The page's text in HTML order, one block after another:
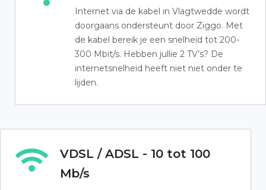
Internet via de kabel in Vlagtwedde wordt
doorgaans ondersteunt door Ziggo. Met
de kabel bereik je een snelheid tot 200-
300 Mbit/s. Hebben jullie 2 TV’s? De
internetsnelheid heeft niet niet onder te
lijden.
VDSL / ADSL - 10 tot 100
Mb/s